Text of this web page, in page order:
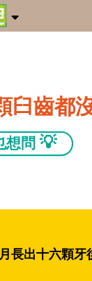
臼齒都
想問 💡
長出十六顆